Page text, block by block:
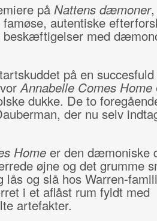
på Nattens dæmoner
autentiske
beskæftigelser med
på en succesfuld
Annabelle Comes Home
dukke. De to
der nu selv
Homeer den dæmoniske
øjne og det grumme
lås og slå hos Warren-
i et aflåst rum fyldt med
artefakter.